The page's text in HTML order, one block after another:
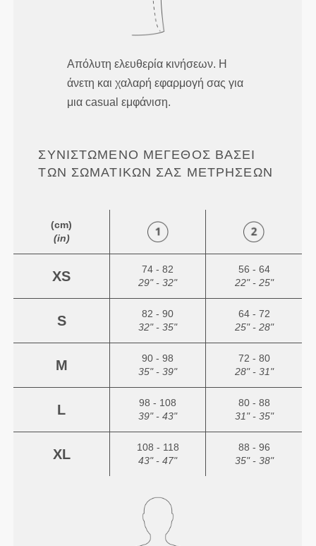
Απόλυτη ελευθερία κινήσεων. Η
άνετη και χαλαρή εφαρμογή σας για
μια casual εμφάνιση.
ΣΥΝΙΣΤΏΜΕΝΟ ΜΈΓΕΘΟΣ ΒΆΣΕΙ
ΤΩΝ ΣΩΜΑΤΙΚΏΝ ΣΑΣ ΜΕΤΡΉΣΕΩΝ
(cm)
(in)
XS
74 - 82
29" - 32"
56 - 64
22" - 25"
S
82 - 90
32" - 35"
64 - 72
25" - 28"
M
90 - 98
35" - 39"
72 - 80
28" - 31"
L
98 - 108
39" - 43"
80 - 88
31" - 35"
XL
108 - 118
43" - 47"
88 - 96
35" - 38"